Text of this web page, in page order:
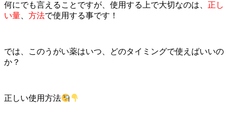
何にでも言えることですが、使用する上で大切なのは、 正し
い量
方法で使用する事です！
では、このうがい薬はいつ、どのタイミングで使えばいいの
か？
正しい使用方法